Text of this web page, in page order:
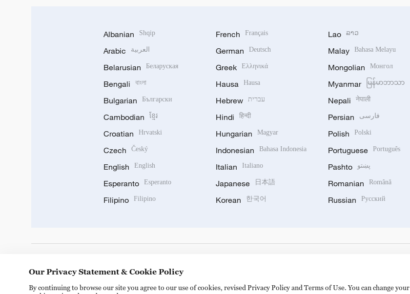
Albanian Shqip
Arabic العربية
Belarusian Беларуская
Bengali বাংলা
Bulgarian Български
Cambodian ខ្មែរ
Croatian Hrvatski
Czech Český
English English
Esperanto Esperanto
Filipino Filipino
French Français
German Deutsch
Greek Ελληνικά
Hausa Hausa
Hebrew עברית
Hindi हिन्दी
Hungarian Magyar
Indonesian Bahasa Indonesia
Italian Italiano
Japanese 日本語
Korean 한국어
Lao ລາວ
Malay Bahasa Melayu
Mongolian Монгол
Myanmar မြန်မာဘာသာ
Nepali नेपाली
Persian فارسی
Polish Polski
Portuguese Português
Pashto پښتو
Romanian Română
Russian Русский
Our Privacy Statement & Cookie Policy
By continuing to browse our site you agree to our use of cookies, revised Privacy Policy and Terms of Use. You can change your